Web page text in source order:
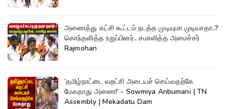
அணைத்து கட்சி கூட்டம் நடத்த முடியுமா முடியாதா..?
கொந்தளித்த உறுப்பினர்.. சமாளித்த அமைச்சர்
Rajmohan
‘தமிழ்நாட்டை வறட்சி அடையச் செய்வதற்கே
மேகதாது அணை!’ - Sowmiya Anbumani | TN
Assembly | Mekadatu Dam